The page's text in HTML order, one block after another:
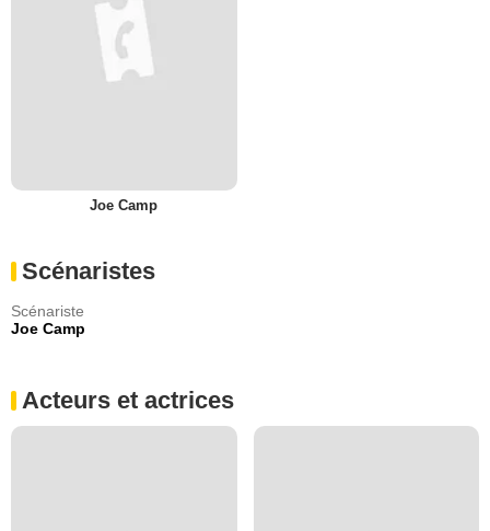
Joe Camp
Scénaristes
Scénariste
Joe Camp
Acteurs et actrices